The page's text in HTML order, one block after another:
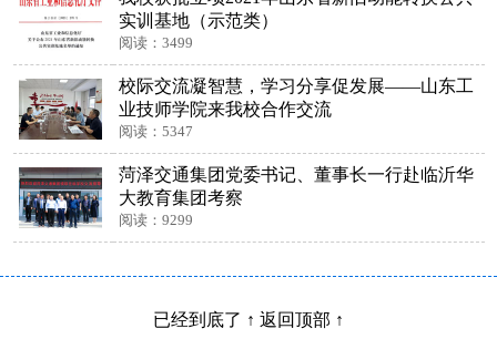
实训基地（示范类）
阅读：3499
校际交流凝智慧，学习分享促发展——山东工
业技师学院来我校合作交流
阅读：5347
菏泽交通集团党委书记、董事长一行赴临沂华
大教育集团考察
阅读：9299
已经到底了 ↑ 返回顶部 ↑